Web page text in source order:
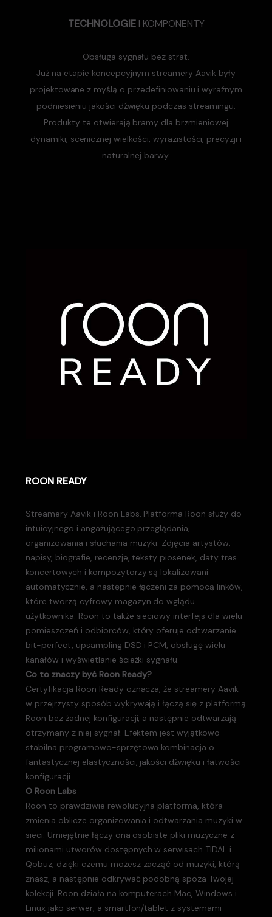
TECHNOLOGIE I KOMPONENTY
Obsługa sygnału bez strat.
Już na etapie koncepcyjnym streamery Aavik były
projektowane z myślą o przedefiniowaniu i wyraźnym
podniesieniu jakości dźwięku podczas streamingu.
Produkty te otwierają bramy dla brzmieniowej
dynamiki, scenicznej wielkości, wyrazistości, precyzji i
naturalnej barwy.
ROON READY
Streamery Aavik i Roon Labs. Platforma Roon służy do
intuicyjnego i angażującego przeglądania,
organizowania i słuchania muzyki. Zdjęcia artystów,
napisy, biografie, recenzje, teksty piosenek, daty tras
koncertowych i kompozytorzy są lokalizowani
automatycznie, a następnie łączeni za pomocą linków,
które tworzą cyfrowy magazyn do wglądu
użytkownika. Roon to także sieciowy interfejs dla wielu
pomieszczeń i odbiorców, który oferuje odtwarzanie
bit-perfect, upsampling DSD i PCM, obsługę wielu
kanałów i wyświetlanie ścieżki sygnału.
Co to znaczy być Roon Ready?
Certyfikacja Roon Ready oznacza, że streamery Aavik
w przejrzysty sposób wykrywają i łączą się z platformą
Roon bez żadnej konfiguracji, a następnie odtwarzają
otrzymany z niej sygnał. Efektem jest wyjątkowo
stabilna programowo-sprzętowa kombinacja o
fantastycznej elastyczności, jakości dźwięku i łatwości
konfiguracji.
O Roon Labs
Roon to prawdziwie rewolucyjna platforma, która
zmienia oblicze organizowania i odtwarzania muzyki w
sieci. Umiejętnie łączy ona osobiste pliki muzyczne z
milionami utworów dostępnych w serwisach TIDAL i
Qobuz, dzięki czemu możesz zacząć od muzyki, którą
znasz, a następnie odkrywać podobną spoza Twojej
kolekcji. Roon działa na komputerach Mac, Windows i
Linux jako serwer, a smartfon/tablet z systemami